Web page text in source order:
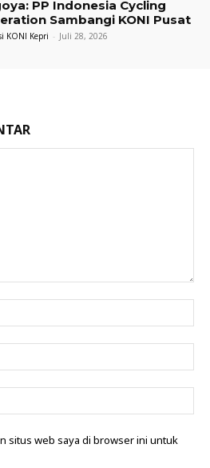
PP Indonesia Cycling
Sambangi KONI Pusat
KONI Kepri - Juli 28, 2026
situs web saya di browser ini untuk